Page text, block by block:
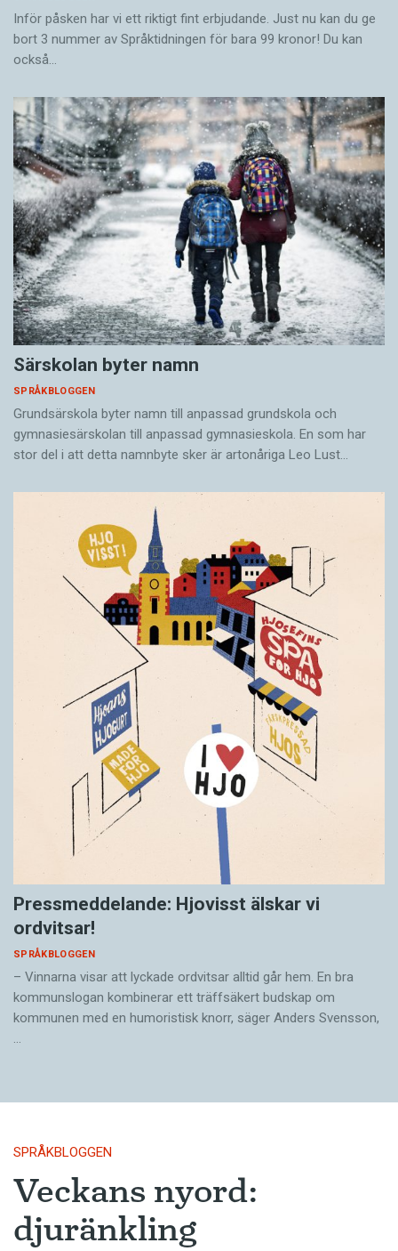
Inför påsken har vi ett riktigt fint erbjudande. Just nu kan du ge
bort 3 nummer av Språktidningen för bara 99 kronor! Du kan
också…
Särskolan byter namn
SPRÅKBLOGGEN
Grundsärskola byter namn till anpassad grundskola och
gymnasiesärskolan till anpassad gymnasieskola. En som har
stor del i att detta namnbyte sker är artonåriga Leo Lust…
Pressmeddelande: Hjovisst älskar vi
ordvitsar!
SPRÅKBLOGGEN
– Vinnarna visar att lyckade ordvitsar alltid går hem. En bra
kommunslogan kombinerar ett träffsäkert budskap om
kommunen med en humoristisk knorr, säger Anders Svensson,
…
SPRÅKBLOGGEN
Veckans nyord:
djuränkling